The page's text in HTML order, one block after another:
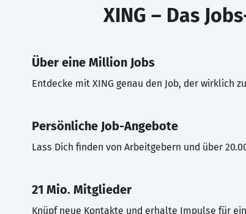
XING – Das
Über eine Million Jobs
Entdecke mit XING genau den Job, der wirklich
Persönliche Job-Angebote
Lass Dich finden von Arbeitgebern und über
21 Mio. Mitglieder
Knüpf neue Kontakte und erhalte Impulse für